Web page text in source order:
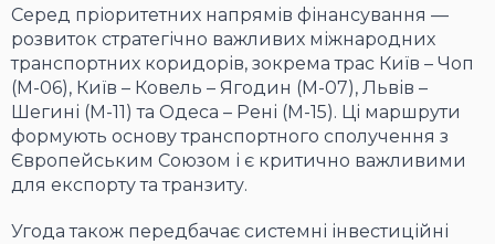
Серед пріоритетних напрямів фінансування —
розвиток стратегічно важливих міжнародних
транспортних коридорів, зокрема трас Київ – Чоп
(М-06), Київ – Ковель – Ягодин (М-07), Львів –
Шегині (М-11) та Одеса – Рені (М-15). Ці маршрути
формують основу транспортного сполучення з
Європейським Союзом і є критично важливими
для експорту та транзиту.
Угода також передбачає системні інвестиційні